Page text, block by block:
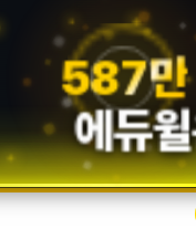
587만
에듀윌